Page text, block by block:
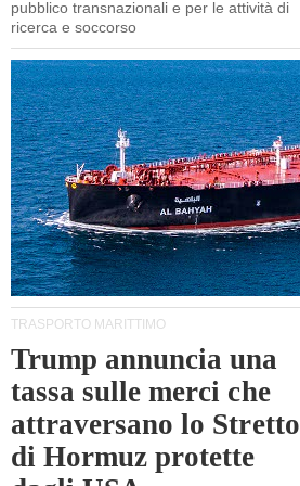
pubblico transnazionali e per le attività di
ricerca e soccorso
TRASPORTO MARITTIMO
Trump annuncia una
tassa sulle merci che
attraversano lo Stretto
di Hormuz protette